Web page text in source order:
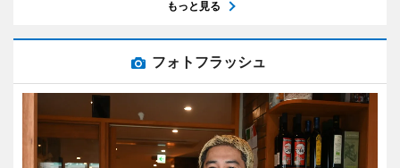
もっと見る
フォトフラッシュ